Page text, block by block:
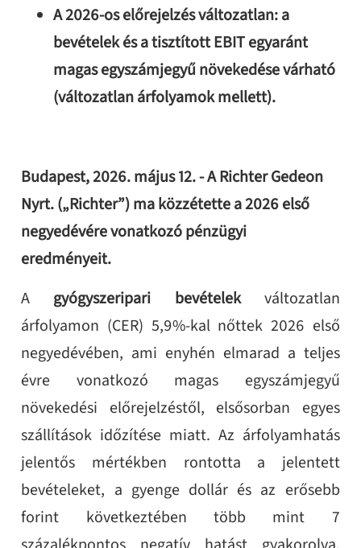
A 2026-os előrejelzés változatlan: a
bevételek és a tisztított EBIT egyaránt
magas egyszámjegyű növekedése várható
(változatlan árfolyamok mellett).
Budapest, 2026. május 12. - A Richter Gedeon
Nyrt. („Richter”) ma közzétette a 2026 első
negyedévére vonatkozó pénzügyi
eredményeit.
A gyógyszeripari bevételekváltozatlan
árfolyamon (CER) 5,9%-kal nőttek 2026 első
negyedévében, ami enyhén elmarad a teljes
évre vonatkozó magas egyszámjegyű
növekedési előrejelzéstől, elsősorban egyes
szállítások időzítése miatt. Az árfolyamhatás
jelentős mértékben rontotta a jelentett
bevételeket, a gyenge dollár és az erősebb
forint következtében több mint 7